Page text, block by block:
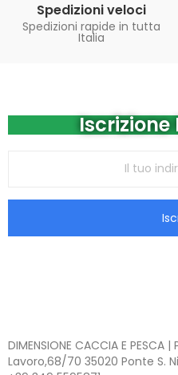
Spedizioni veloci
Spedizioni rapide in tutta
Italia
Iscrizione
DIMENSIONE CACCIA E
Lavoro,68/70 35020 Ponte S.